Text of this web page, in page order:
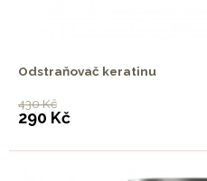
Odstraňovač keratinu
430 Kč
290 Kč